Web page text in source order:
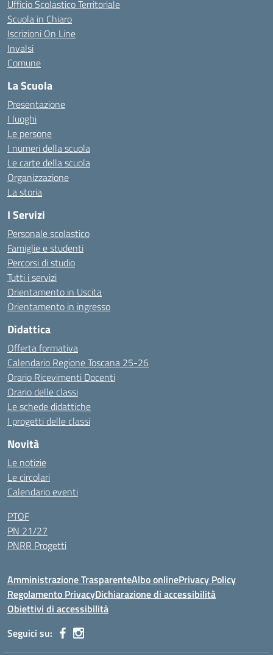
Ufficio Scolastico Territoriale
Scuola in Chiaro
Iscrizioni On Line
Invalsi
Comune
La Scuola
Presentazione
I luoghi
Le persone
I numeri della scuola
Le carte della scuola
Organizzazione
La storia
I Servizi
Personale scolastico
Famiglie e studenti
Percorsi di studio
Tutti i servizi
Orientamento in Uscita
Orientamento in ingresso
Didattica
Offerta formativa
Calendario Regione Toscana 25-26
Orario Ricevimenti Docenti
Orario delle classi
Le schede didattiche
I progetti delle classi
Novità
Le notizie
Le circolari
Calendario eventi
PTOF
PN 21/27
PNRR Progetti
Amministrazione TrasparenteAlbo onlinePrivacy Policy
Regolamento PrivacyDichiarazione di accessibilità
Obiettivi di accessibilità
Seguici su: